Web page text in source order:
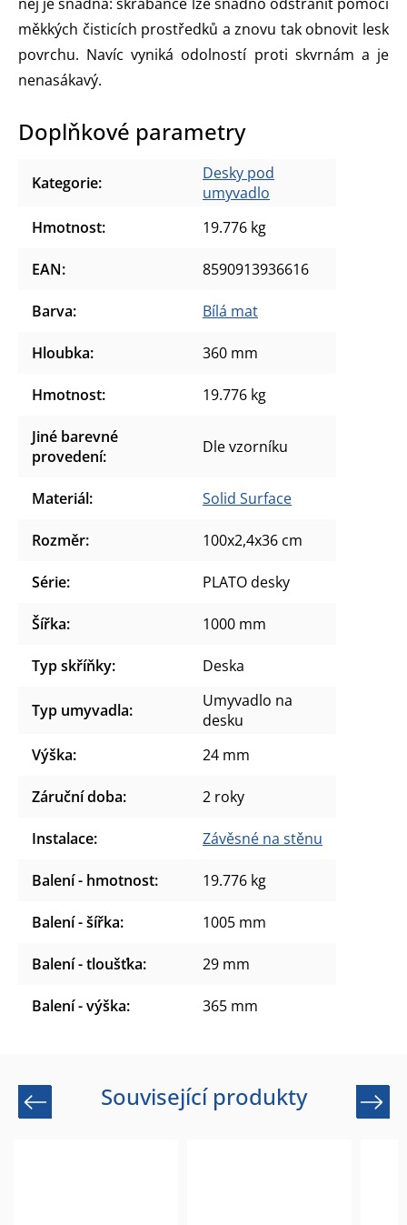
měkkých čisticích prostředků a znovu tak obnovit lesk
povrchu. Navíc vyniká odolností proti skvrnám a je
nenasákavý.
Doplňkové parametry
Kategorie:
Desky pod
umyvadlo
Hmotnost: 19.776 kg
EAN: 8590913936616
Barva: Bílá mat
Hloubka: 360 mm
Hmotnost: 19.776 kg
Jiné barevné
provedení: Dle vzorníku
Materiál: Solid Surface
Rozměr: 100x2,4x36 cm
Série: PLATO desky
Šířka: 1000 mm
Typ skříňky: Deska
Typ umyvadla:
Umyvadlo na
desku
Výška: 24 mm
Záruční doba: 2 roky
Instalace: Závěsné na stěnu
Balení - hmotnost: 19.776 kg
Balení - šířka: 1005 mm
Balení - tloušťka: 29 mm
Balení - výška: 365 mm
Související produkty
Previous Next